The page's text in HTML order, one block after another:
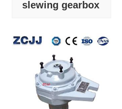
slewing gearbox